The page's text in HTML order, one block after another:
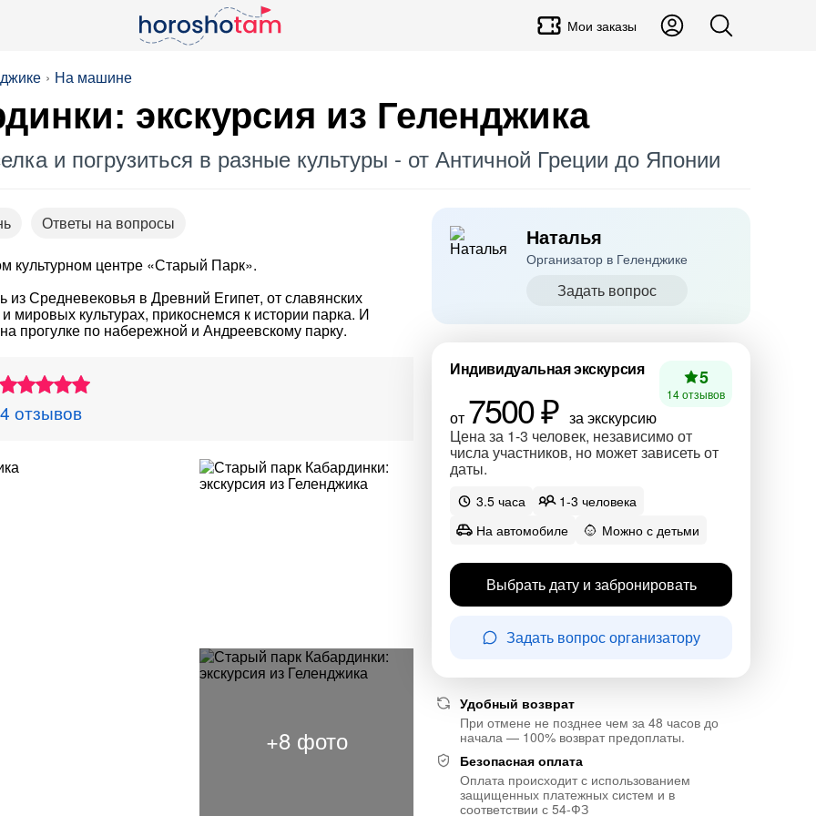
Мои заказы
На машине
экскурсия из Геленджика
и погрузиться в разные культуры - от Античной Греции до Японии
Ответы на вопросы
культурном центре «Старый Парк».
Средневековья в Древний Египет, от славянских
мировых культурах, прикоснемся к истории парка. И
прогулке по набережной и Андреевскому парку.
отзывов
Наталья
Организатор в Геленджике
Задать вопрос
Индивидуальная экскурсия
от 7500 ₽ за экскурсию
Цена за 1-3 человек, независимо от
числа участников, но может зависеть от
даты.
5
14 отзывов
3.5 часа
1-3 человека
На автомобиле
Можно с детьми
Выбрать дату и забронировать
Задать вопрос организатору
Удобный возврат
При отмене не позднее чем за 48 часов до
начала — 100% возврат предоплаты.
Безопасная оплата
Оплата происходит с использованием
защищенных платежных систем и в
соответствии с 54-ФЗ